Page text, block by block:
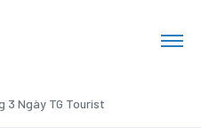
3 Ngày TG Tourist